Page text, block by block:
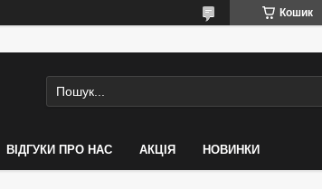
Кошик
ВІДГУКИ ПРО НАС АКЦІЯ НОВИНКИ